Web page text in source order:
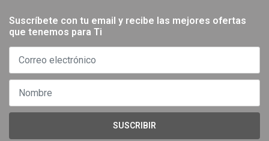
Suscríbete con tu email y recibe las mejores ofertas
que tenemos para Ti
SUSCRIBIR